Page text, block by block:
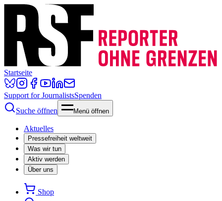
Startseite
Support for JournalistsSpenden
Suche öffnen
Menü öffnen
Aktuelles
Pressefreiheit weltweit
Was wir tun
Aktiv werden
Über uns
Shop